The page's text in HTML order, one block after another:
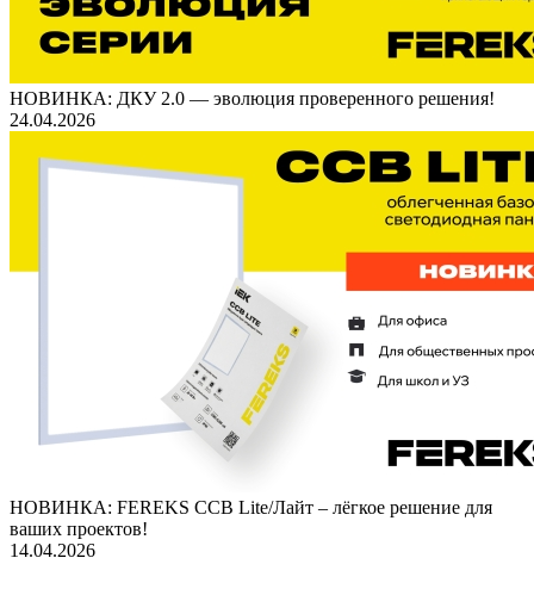
НОВИНКА: ДКУ 2.0 — эволюция проверенного решения!
24.04.2026
НОВИНКА: FEREKS ССВ Lite/Лайт – лёгкое решение для
ваших проектов!
14.04.2026